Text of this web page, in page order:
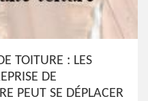
TOITURE : LES
DE
PEUT SE DÉPLACER